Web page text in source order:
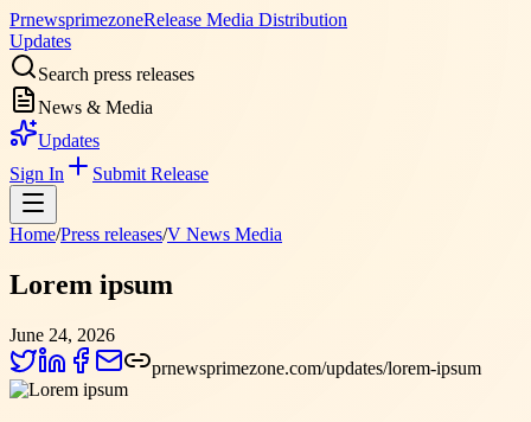
PrnewsprimezoneRelease Media Distribution
Updates
Search press releases
News & Media
Updates
Sign In
Submit Release
Home/Press releases/V News Media
Lorem ipsum
June 24, 2026
prnewsprimezone.com/updates/lorem-ipsum